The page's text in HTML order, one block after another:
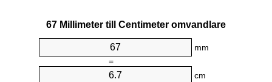
67 Millimeter till Centimeter omvandlare
mm
=
cm